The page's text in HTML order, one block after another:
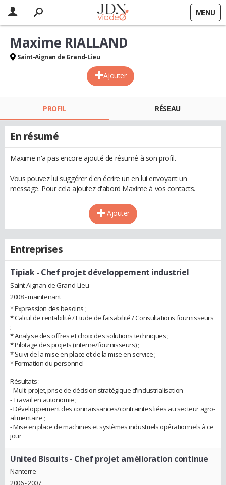
MENU
Ajouter
Maxime RIALLAND
Saint-Aignan de Grand-Lieu
PROFIL RÉSEAU
En résumé
Maxime n'a pas encore ajouté de résumé à son profil.
Vous pouvez lui suggérer d'en écrire un en lui envoyant un
message. Pour cela ajoutez d'abord Maxime à vos contacts.
Ajouter
Entreprises
Tipiak- Chef projet développement industriel
Saint-Aignan de Grand-Lieu
2008 - maintenant
* Expression des besoins ;
* Calcul de rentabilité / Etude de faisabilité / Consultations fournisseurs
;
* Analyse des offres et choix des solutions techniques ;
* Pilotage des projets (interne/fournisseurs) ;
* Suivi de la mise en place et de la mise en service ;
* Formation du personnel
Résultats :
- Multi projet, prise de décision stratégique d'industrialisation
- Travail en autonomie ;
- Développement des connaissances/contraintes liées au secteur agro-
alimentaire ;
- Mise en place de machines et systèmes industriels opérationnels à ce
jour
United Biscuits- Chef projet amélioration continue
Nanterre